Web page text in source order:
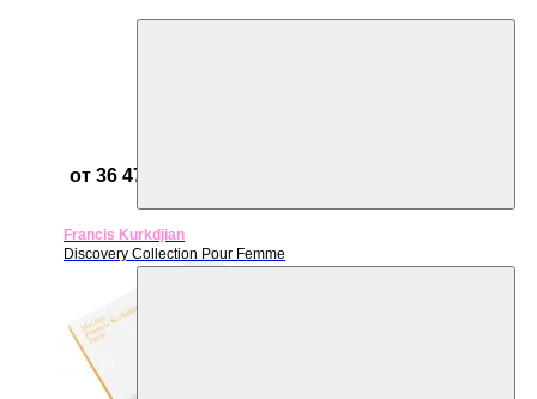
от 36 470 ₽
Francis Kurkdjian
Discovery Collection Pour Femme